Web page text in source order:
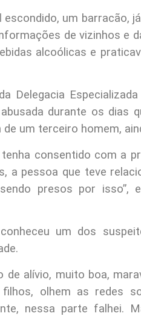
escondido, um barracão,
de vizinhos e
alcoólicas e
Delegacia
durante os dias
um terceiro homem,
consentido com a
a pessoa que teve
presos por isso”,
um dos
de alívio, muito boa,
olhem as redes
nessa parte falhei.